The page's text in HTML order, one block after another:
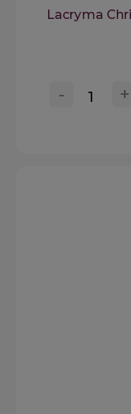
Lacryma
+
-